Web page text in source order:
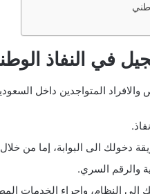
في النفاذ الوطني
المتواجدين داخل
دخولك الى البوابة، إما من
والرقم السري.
الى النظام، واجراء الخدمات